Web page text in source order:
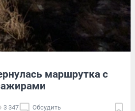
маршрутка с
3 347 Обсудить